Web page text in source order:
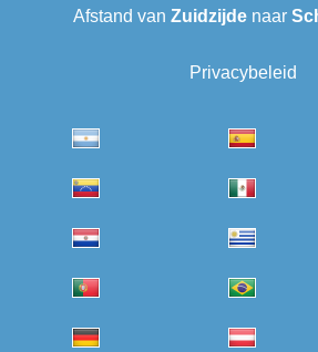
Afstand van Zuidzijdenaar
Privacybeleid